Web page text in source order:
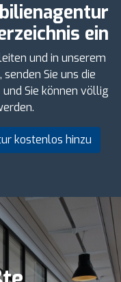
ein
und in unserem
Sie uns die
Sie können völlig
kostenlos hinzu